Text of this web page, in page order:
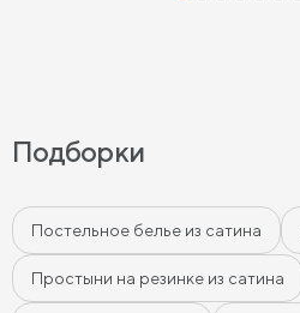
Подборки
Постельное белье из сатина
Простыни на резинке из сатина